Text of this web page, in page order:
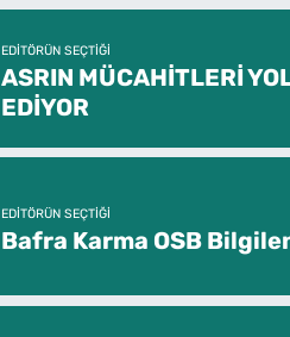
EDITÖRÜN SEÇTIĞI
ASRIN MÜCAHİTLERİ
EDİYOR
EDITÖRÜN SEÇTIĞI
Bafra Karma OSB